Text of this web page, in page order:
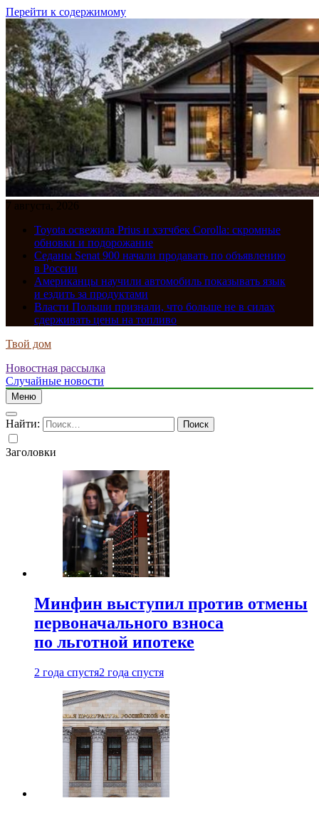
Перейти к содержимому
7 августа, 2026
Toyota освежила Prius и хэтчбек Corolla: скромные
обновки и подорожание
Седаны Senat 900 начали продавать по объявлению
в России
Американцы научили автомобиль показывать язык
и ездить за продуктами
Власти Польши признали, что больше не в силах
сдерживать цены на топливо
Твой дом
Новостная рассылка
Случайные новости
Меню
Найти:
Заголовки
Минфин выступил против отмены
первоначального взноса
по льготной ипотеке
2 года спустя2 года спустя